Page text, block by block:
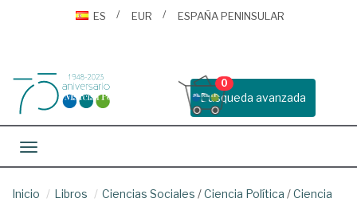
ES
EUR ESPAÑA PENINSULAR
Busqueda avanzada
0
Toggle navigation
Inicio Libros Ciencias Sociales /Ciencia Política /Ciencia